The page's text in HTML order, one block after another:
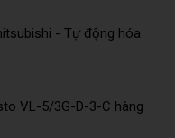
- Tự động hóa
VL-5/3G-D-3-C hàng